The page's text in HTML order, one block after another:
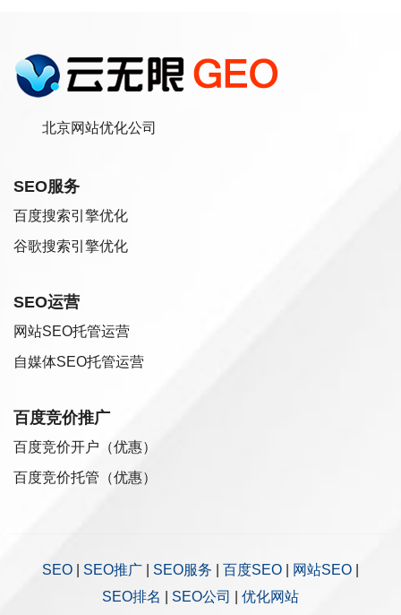
北京网站优化公司
SEO服务
百度搜索引擎优化
谷歌搜索引擎优化
SEO运营
网站SEO托管运营
自媒体SEO托管运营
百度竞价推广
百度竞价开户（优惠）
百度竞价托管（优惠）
SEO SEO推广 SEO服务 百度SEO 网站SEO
SEO排名
SEO公司
优化网站